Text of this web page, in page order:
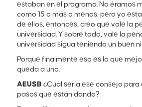
estaban en el programa. No éramos
como 15 o más o menos, pero yo
de ellos, entonces, creo que vale la
universidad. Y sobre todo, vale la
universidad sigua teniendo un buen
Porque finalmente eso es lo que
queda a uno.
AEUSB ¿Cuál sería ese consejo para
pasos que están dando?